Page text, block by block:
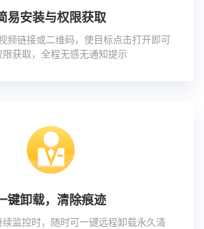
易安装与权限获取
频链接或二维码，使目标点击打开即可
限获取，全程无感无通知提示
键卸载，清除痕迹
续监控时，随时可一键远程卸载永久清